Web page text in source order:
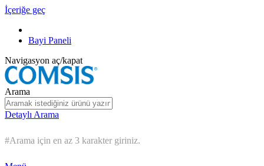
İçeriğe geç
Bayi Paneli
Navigasyon aç/kapat
Arama
Detaylı Arama
#Arama için en az 3 karakter giriniz.